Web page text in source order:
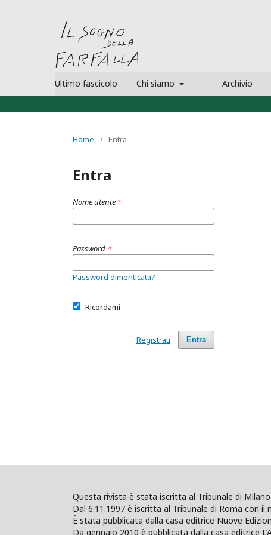
Ultimo fascicolo Chi siamo Archivio
Home / Entra
Entra
Nome utente *
Password *
Password dimenticata?
Ricordami
Entra
Registrati
Questa rivista è stata iscritta al Tribunale di
Dal 6.11.1997 è iscritta al Tribunale di Roma con il
È stata pubblicata dalla casa editrice Nuove
Da gennaio 2010 è pubblicata dalla casa editrice